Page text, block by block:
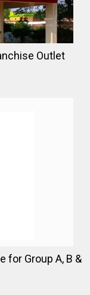
Outlet
for Group A, B &